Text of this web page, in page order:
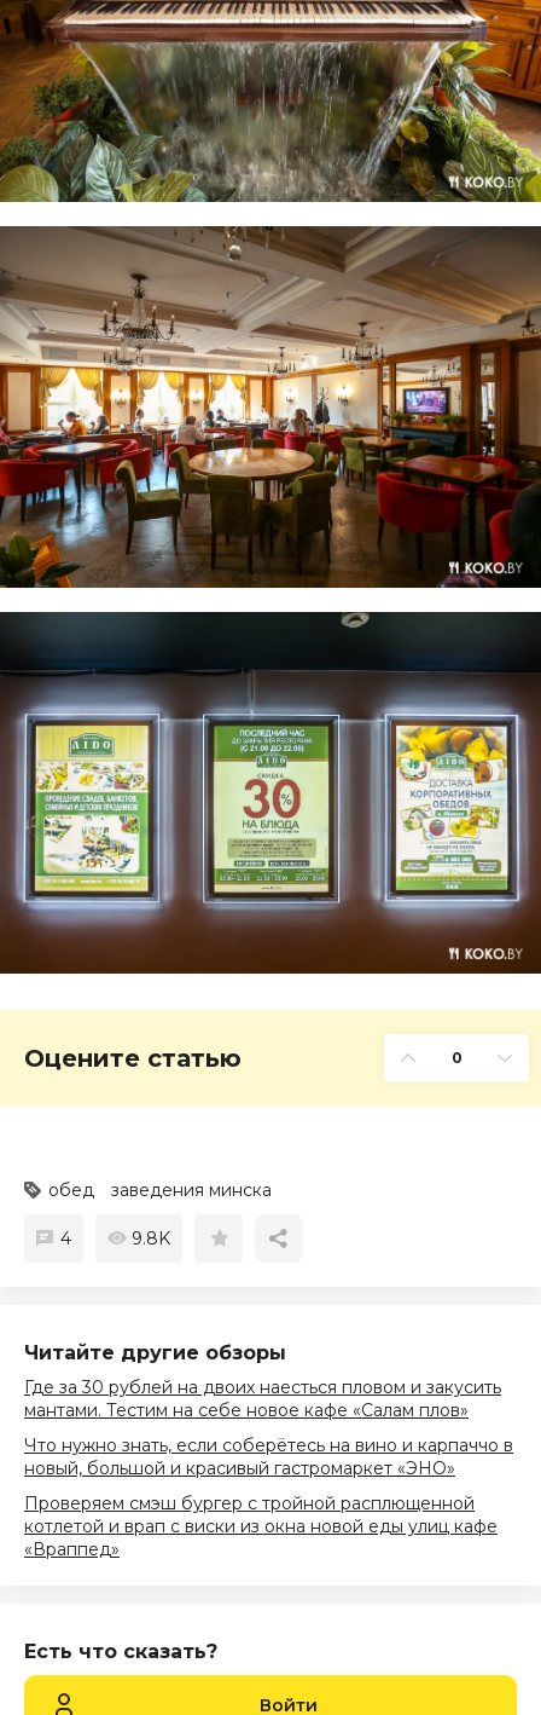
Оцените статью 0
обед заведения минска
4 9.8K
Читайте другие обзоры
Где за 30 рублей на двоих наесться пловом и закусить
мантами. Тестим на себе новое кафе «Салам плов»
Что нужно знать, если соберётесь на вино и карпаччо в
новый, большой и красивый гастромаркет «ЭНО»
Проверяем смэш бургер с тройной расплющенной
котлетой и врап с виски из окна новой еды улиц кафе
«Враппед»
Есть что сказать?
Войти